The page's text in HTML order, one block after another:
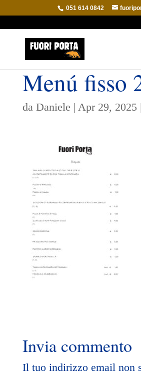
051 614 0842
Menú fisso
da Daniele | Apr 29, 2025 |
Invia commento
Il tuo indirizzo email non